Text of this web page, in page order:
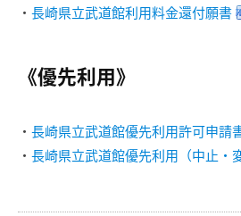
・ 長崎県立武道館利用料金還付願書
《優先利用》
・ 長崎県立武道館優先利用許可申請
・ 長崎県立武道館優先利用（中止・